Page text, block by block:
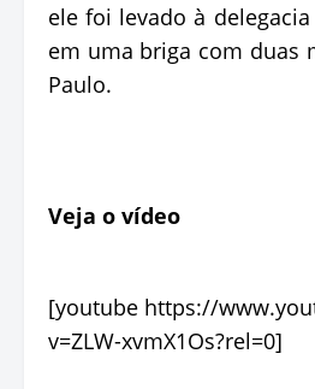
ele foi levado à
em uma briga com duas
Paulo.
Veja o vídeo
[youtube https://
v=ZLW-xvmX1Os?rel=0]